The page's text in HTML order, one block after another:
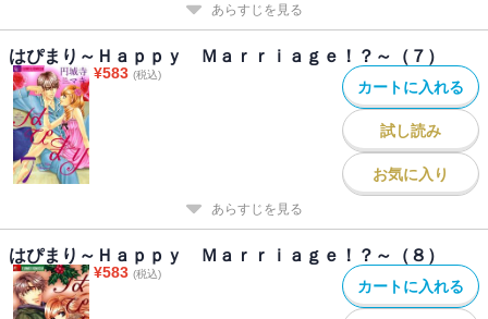
あらすじを見る
はぴまり～Ｈａｐｐｙ Ｍａｒｒｉａｇｅ！？～（７）
¥583 (税込)
カートに入れる
試し読み
お気に入り
あらすじを見る
はぴまり～Ｈａｐｐｙ Ｍａｒｒｉａｇｅ！？～（８）
¥583 (税込)
カートに入れる